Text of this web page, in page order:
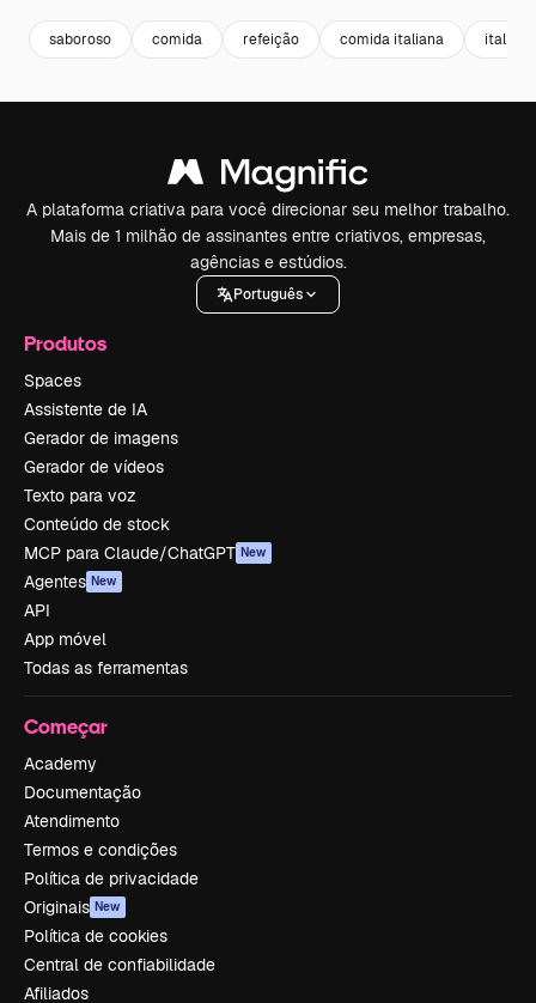
saboroso comida refeição comida italiana italiano
A plataforma criativa para você direcionar seu melhor trabalho.
Mais de 1 milhão de assinantes entre criativos, empresas,
agências e estúdios.
Português
Produtos
Spaces
Assistente de IA
Gerador de imagens
Gerador de vídeos
Texto para voz
Conteúdo de stock
MCP para Claude/ChatGPT New
Agentes New
API
App móvel
Todas as ferramentas
Começar
Academy
Documentação
Atendimento
Termos e condições
Política de privacidade
Originais New
Política de cookies
Central de confiabilidade
Afiliados